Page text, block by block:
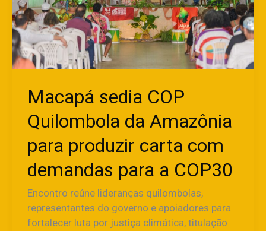
Macapá sedia COP
Quilombola da Amazônia
para produzir carta com
demandas para a COP30
Encontro reúne lideranças quilombolas,
representantes do governo e apoiadores para
fortalecer luta por justiça climática, titulação
para
produzir
carta
com
demandas
a